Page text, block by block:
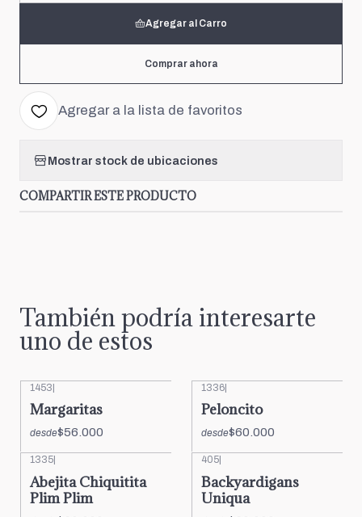
Agregar al Carro
Comprar ahora
Agregar a la lista de favoritos
Mostrar stock de ubicaciones
COMPARTIR ESTE PRODUCTO
También podría interesarte
uno de estos
1453
Margaritas
desde$56.000
1336
Peloncito
desde$60.000
1335
Abejita Chiquitita
Plim Plim
405
Backyardigans
Uniqua